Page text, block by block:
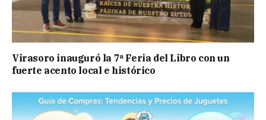
Virasoro inauguró la 7ª Feria del Libro con un
fuerte acento local e histórico